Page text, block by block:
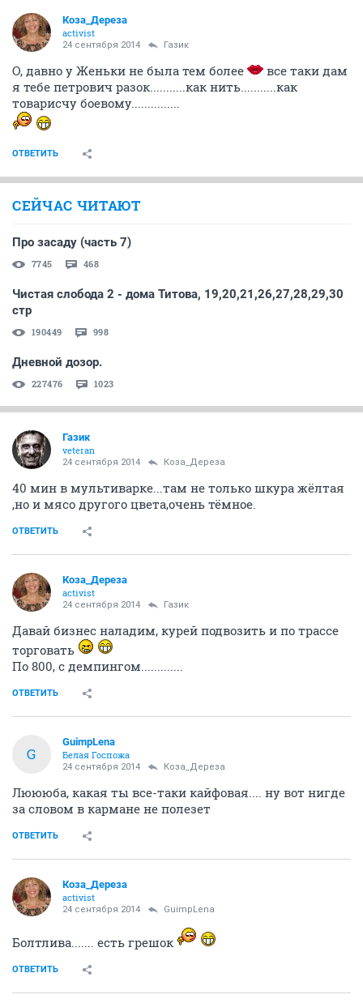
Коза_Дepеза
activist
24 сентября 2014 Газик
О, давно у Женьки не была тем более
все таки дам
я тебе петрович разок...........как нить...........как
товарисчу боевому...............
ОТВЕТИТЬ
СЕЙЧАС ЧИТАЮТ
Про засаду (часть 7)
7745 468
Чистая слобода 2 - дома Титова, 19,20,21,26,27,28,29,30
стр
190449 998
Дневной дозор.
227476 1023
Газик
veteran
24 сентября 2014 Коза_Дepеза
40 мин в мультиварке...там не только шкура жёлтая
,но и мясо другого цвета,очень тёмное.
ОТВЕТИТЬ
Коза_Дepеза
activist
24 сентября 2014 Газик
Давай бизнес наладим, курей подвозить и по трассе
торговать
По 800, с демпингом.............
ОТВЕТИТЬ
G
GuimpLena
Белая Госпожа
24 сентября 2014 Коза_Дepеза
Люююба, какая ты все-таки кайфовая.... ну вот нигде
за словом в кармане не полезет
ОТВЕТИТЬ
Коза_Дepеза
activist
24 сентября 2014 GuimpLena
Болтлива....... есть грешок
ОТВЕТИТЬ